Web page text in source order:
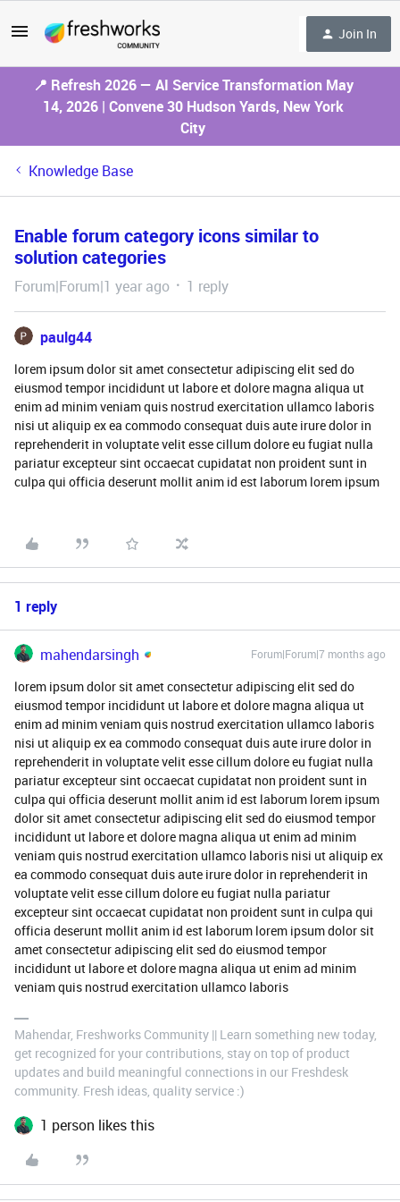
Join In
📍 Refresh 2026 — AI Service Transformation May
14, 2026 | Convene 30 Hudson Yards, New York
City
Knowledge Base
Enable forum category icons similar to
solution categories
Forum|Forum|1 year ago 1 reply
paulg44
lorem ipsum dolor sit amet consectetur adipiscing elit sed do
eiusmod tempor incididunt ut labore et dolore magna aliqua ut
enim ad minim veniam quis nostrud exercitation ullamco laboris
nisi ut aliquip ex ea commodo consequat duis aute irure dolor in
reprehenderit in voluptate velit esse cillum dolore eu fugiat nulla
pariatur excepteur sint occaecat cupidatat non proident sunt in
culpa qui officia deserunt mollit anim id est laborum lorem ipsum
1 reply
mahendarsingh Forum|Forum|7 months ago
lorem ipsum dolor sit amet consectetur adipiscing elit sed do
eiusmod tempor incididunt ut labore et dolore magna aliqua ut
enim ad minim veniam quis nostrud exercitation ullamco laboris
nisi ut aliquip ex ea commodo consequat duis aute irure dolor in
reprehenderit in voluptate velit esse cillum dolore eu fugiat nulla
pariatur excepteur sint occaecat cupidatat non proident sunt in
culpa qui officia deserunt mollit anim id est laborum lorem ipsum
dolor sit amet consectetur adipiscing elit sed do eiusmod tempor
incididunt ut labore et dolore magna aliqua ut enim ad minim
veniam quis nostrud exercitation ullamco laboris nisi ut aliquip ex
ea commodo consequat duis aute irure dolor in reprehenderit in
voluptate velit esse cillum dolore eu fugiat nulla pariatur
excepteur sint occaecat cupidatat non proident sunt in culpa qui
officia deserunt mollit anim id est laborum lorem ipsum dolor sit
amet consectetur adipiscing elit sed do eiusmod tempor
incididunt ut labore et dolore magna aliqua ut enim ad minim
veniam quis nostrud exercitation ullamco laboris
Mahendar, Freshworks Community || Learn something new today,
get recognized for your contributions, stay on top of product
updates and build meaningful connections in our Freshdesk
community. Fresh ideas, quality service :)
1 person likes this